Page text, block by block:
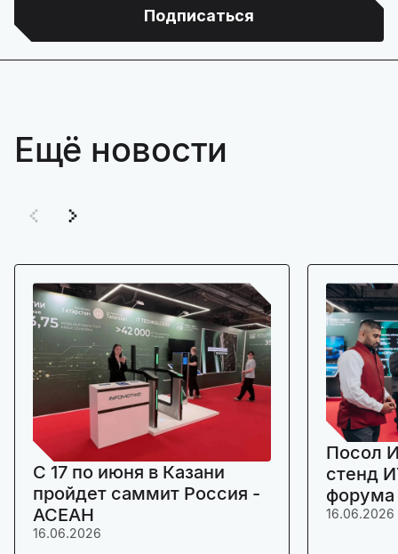
Подписаться
Ещё новости
C 17 по июня в Казани
пройдет саммит Россия -
АСЕАН
16.06.2026
Посол
стенд
16.06.2026